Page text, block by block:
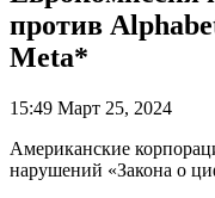
против
Meta*
15:49 Март 25, 2024
Американские
нарушений «Закона о